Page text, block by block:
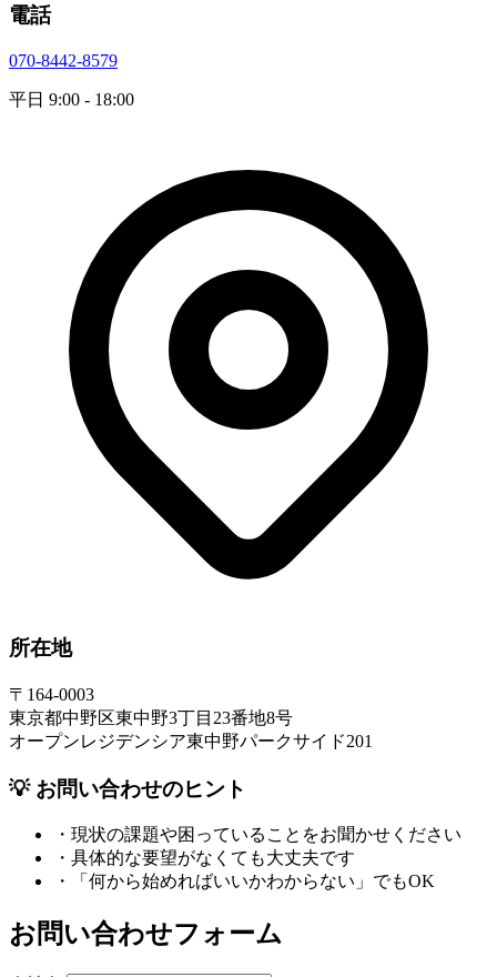
電話
070-8442-8579
平日 9:00 - 18:00
所在地
〒164-0003
東京都中野区東中野3丁目23番地8号
オープンレジデンシア東中野パークサイド201
💡 お問い合わせのヒント
・現状の課題や困っていることをお聞かせください
・具体的な要望がなくても大丈夫です
・「何から始めればいいかわからない」でもOK
お問い合わせフォーム